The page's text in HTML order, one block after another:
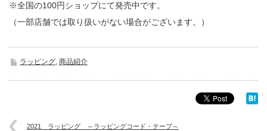
※全国の100円ショップにて発売中です。
（一部店舗では取り扱いがない場合がございます。）
ラッピング, 商品紹介
2021 ラッピング ～ラッピングコード・テープ～